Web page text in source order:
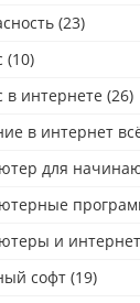
(23)
(10)
в интернете (26)
в интернет
для
и интернет
софт (19)